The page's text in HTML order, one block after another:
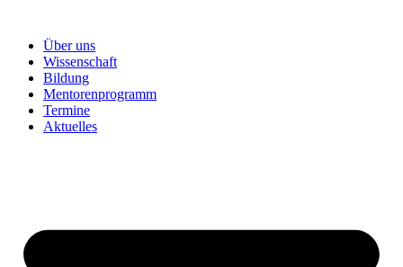
Über uns
Wissenschaft
Bildung
Mentorenprogramm
Termine
Aktuelles